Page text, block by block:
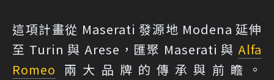
這項計畫從 Maserati 發源地 Modena 延伸
至 Turin 與 Arese，匯聚 Maserati 與 Alfa
Romeo 兩大品牌的傳承與前瞻。